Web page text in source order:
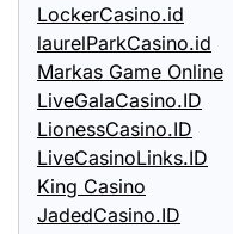
LockerCasino.id
laurelParkCasino.id
Markas Game Online
LiveGalaCasino.ID
LionessCasino.ID
LiveCasinoLinks.ID
King Casino
JadedCasino.ID